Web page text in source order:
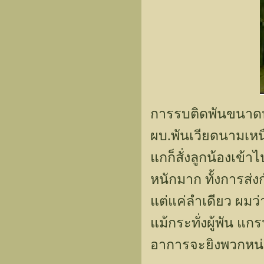
การรบติดพันขนาด
ผบ.พันเวียดนามเ
แกก็สั่งลูกน้องเข้า
หนักมาก ทั้งการส่
แต่แค่ลำเดียว ผม
แม้กระทั่งผู้พัน แก
อาการจะยิงพวกห